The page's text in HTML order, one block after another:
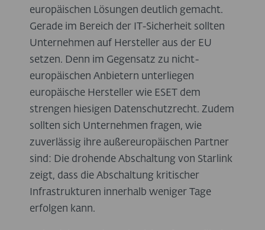
europäischen Lösungen deutlich gemacht.
Gerade im Bereich der IT-Sicherheit sollten
Unternehmen auf Hersteller aus der EU
setzen. Denn im Gegensatz zu nicht-
europäischen Anbietern unterliegen
europäische Hersteller wie ESET dem
strengen hiesigen Datenschutzrecht. Zudem
sollten sich Unternehmen fragen, wie
zuverlässig ihre außereuropäischen Partner
sind: Die drohende Abschaltung von Starlink
zeigt, dass die Abschaltung kritischer
Infrastrukturen innerhalb weniger Tage
erfolgen kann.